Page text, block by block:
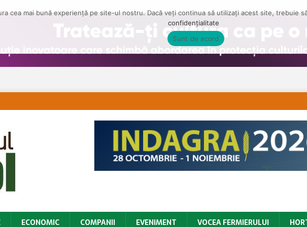
ECONOMIC COMPANII EVENIMENT VOCEA FERMIERULUI
cea mai bună experiență pe site-ul nostru. Dacă veți continua să utilizați acest site, trebuie
confidențialitate
Sunt de acord